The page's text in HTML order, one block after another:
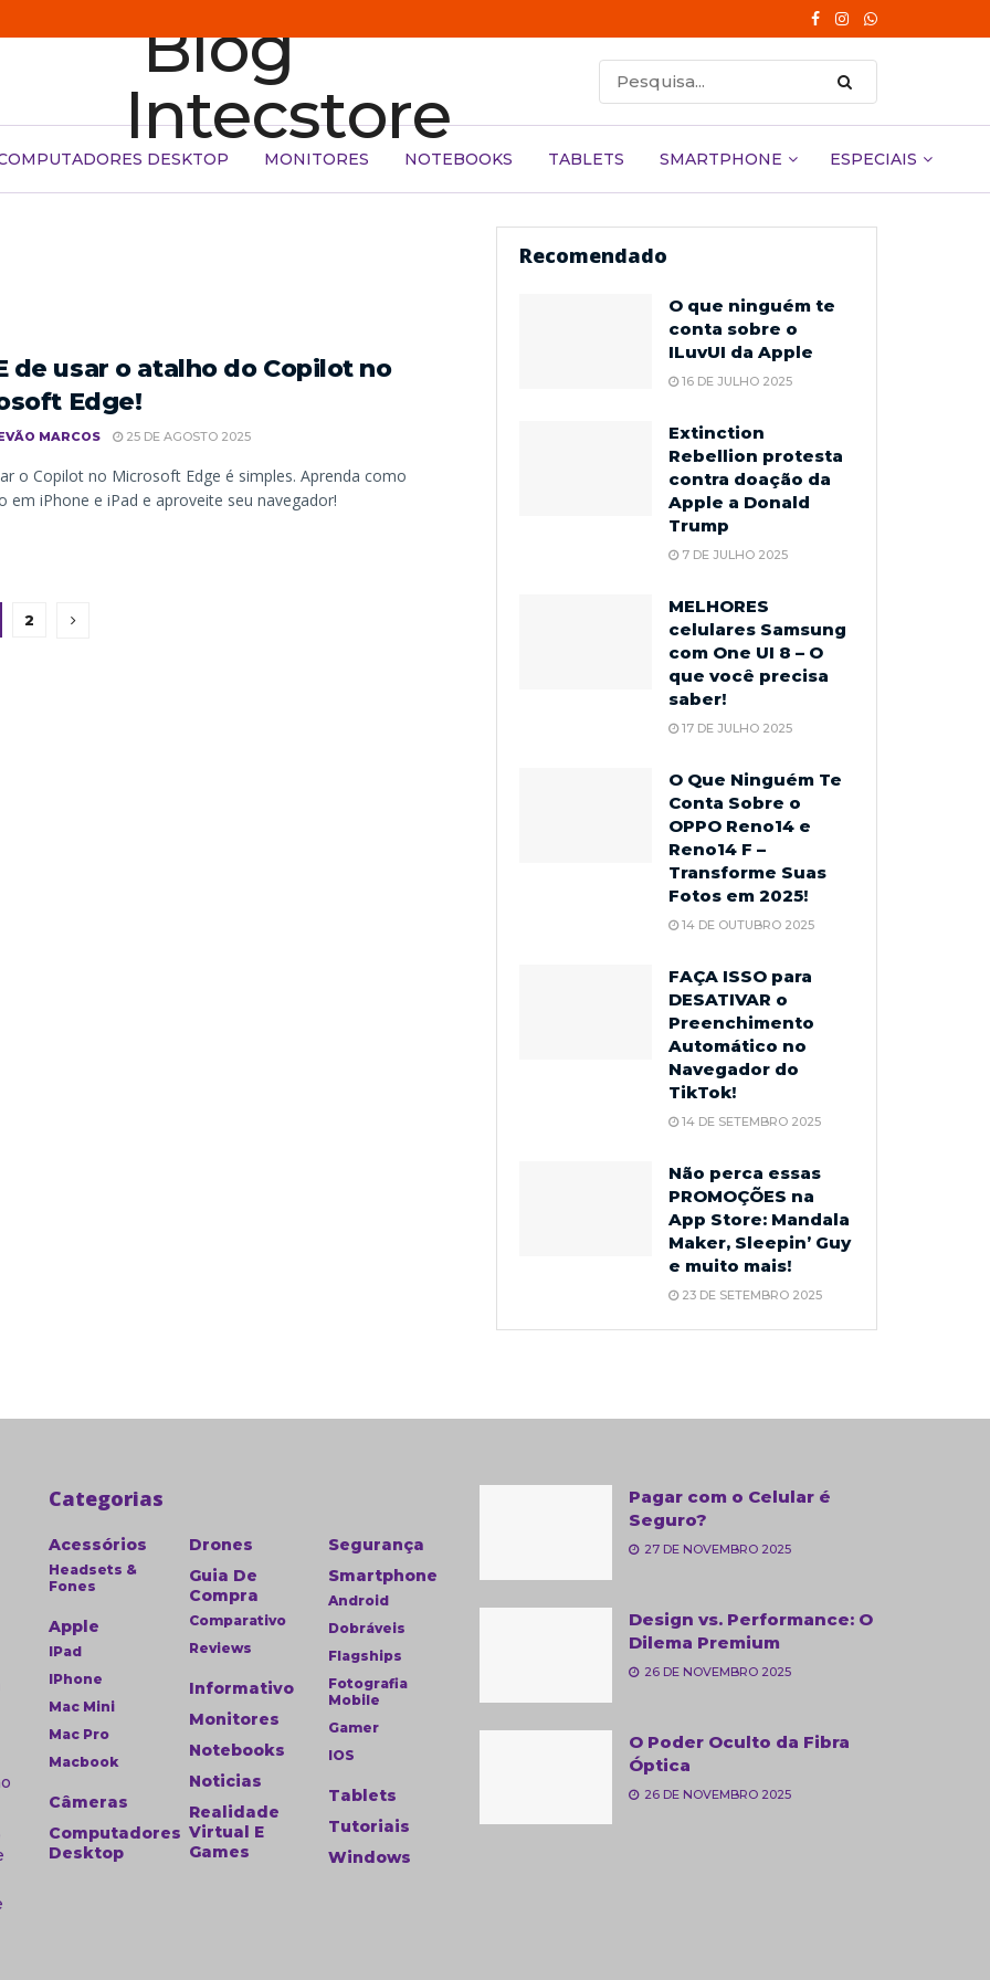
DESKTOP MONITORES NOTEBOOKS TABLETS SMARTPHONE ESPECIAIS
de usar o atalho do Copilot no
Edge!
MARCOS 25 DE AGOSTO 2025
o Copilot no Microsoft Edge é simples. Aprenda como
em iPhone e iPad e aproveite seu navegador!
2
Recomendado
O que ninguém te
conta sobre o
ILuvUI da Apple
16 DE JULHO 2025
Extinction
Rebellion protesta
contra doação da
Apple a Donald
Trump
7 DE JULHO 2025
MELHORES
celulares Samsung
com One UI 8 – O
que você precisa
saber!
17 DE JULHO 2025
O Que Ninguém Te
Conta Sobre o
OPPO Reno14 e
Reno14 F –
Transforme Suas
Fotos em 2025!
14 DE OUTUBRO 2025
FAÇA ISSO para
DESATIVAR o
Preenchimento
Automático no
Navegador do
TikTok!
14 DE SETEMBRO 2025
Não perca essas
PROMOÇÕES na
App Store: Mandala
Maker, Sleepin’ Guy
e muito mais!
23 DE SETEMBRO 2025
Categorias
Acessórios
Headsets &
Fones
Apple
IPad
IPhone
Mac Mini
Mac Pro
Macbook
Câmeras
Computadores
Desktop
Drones
Guia De
Compra
Comparativo
Reviews
Informativo
Monitores
Notebooks
Noticias
Realidade
Virtual E
Games
Segurança
Smartphone
Android
Dobráveis
Flagships
Fotografia
Mobile
Gamer
IOS
Tablets
Tutoriais
Windows
Pagar com o Celular é
Seguro?
27 DE NOVEMBRO 2025
Design vs. Performance: O
Dilema Premium
26 DE NOVEMBRO 2025
O Poder Oculto da Fibra
Óptica
26 DE NOVEMBRO 2025